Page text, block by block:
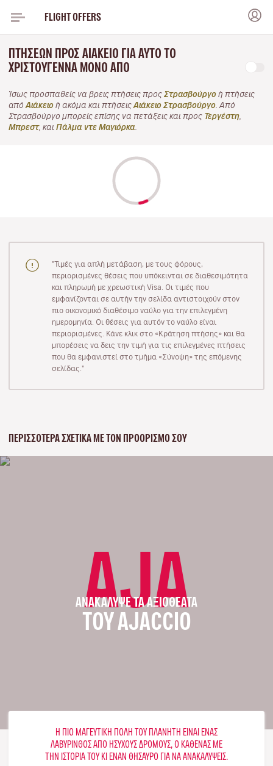
FLIGHT OFFERS
ΠΤΉΣΕΩΝ ΠΡΟΣ ΑΙΆΚΕΙΟ ΓΙΑ ΑΥΤΌ ΤΟ
ΧΡΙΣΤΟΎΓΕΝΝΑ ΜΌΝΟ ΑΠΌ
Ίσως προσπαθείς να βρεις πτήσεις προς Στρασβούργο ή πτήσεις
από Αιάκειο ή ακόμα και πτήσεις Αιάκειο Στρασβούργο . Από
Στρασβούργο μπορείς επίσης να πετάξεις και προς Τεργέστη
Μπρεστ, και Πάλμα ντε Μαγιόρκα
"Τιμές για απλή μετάβαση, με τους φόρους,
περιορισμένες θέσεις που υπόκεινται σε διαθεσιμότητα
και πληρωμή με χρεωστική Visa. Οι τιμές που
εμφανίζονται σε αυτήν την σελίδα αντιστοιχούν στον
πιο οικονομικό διαθέσιμο ναύλο για την επιλεγμένη
ημερομηνία. Οι θέσεις για αυτόν το ναύλο είναι
περιορισμένες. Κάνε κλικ στο «Κράτηση πτήσης» και θα
μπορέσεις να δεις την τιμή για τις επιλεγμένες πτήσεις
που θα εμφανιστεί στο τμήμα «Σύνοψη» της επόμενης
σελίδας."
ΠΕΡΙΣΣΌΤΕΡΑ ΣΧΕΤΙΚΆ ΜΕ ΤΟΝ ΠΡΟΟΡΙΣΜΌ ΣΟΥ
AJA
ΑΝΑΚΆΛΥΨΕ ΤΑ ΑΞΙΟΘΈΑΤΑ
ΤΟΥ AJACCIO
Η ΠΙΟ ΜΑΓΕΥΤΙΚΉ ΠΌΛΗ ΤΟΥ ΠΛΑΝΉΤΗ ΕΊΝΑΙ ΈΝΑΣ
ΛΑΒΎΡΙΝΘΟΣ ΑΠΌ ΉΣΥΧΟΥΣ ΔΡΌΜΟΥΣ, Ο ΚΑΘΈΝΑΣ ΜΕ
ΤΗΝ ΙΣΤΟΡΊΑ ΤΟΥ ΚΙ ΈΝΑΝ ΘΗΣΑΥΡΌ ΓΙΑ ΝΑ ΑΝΑΚΑΛΎΨΕΙΣ.